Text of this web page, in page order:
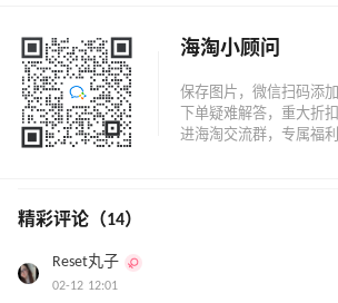
海淘小顾问
精彩评论（14）
Reset丸子
02-12 12:01